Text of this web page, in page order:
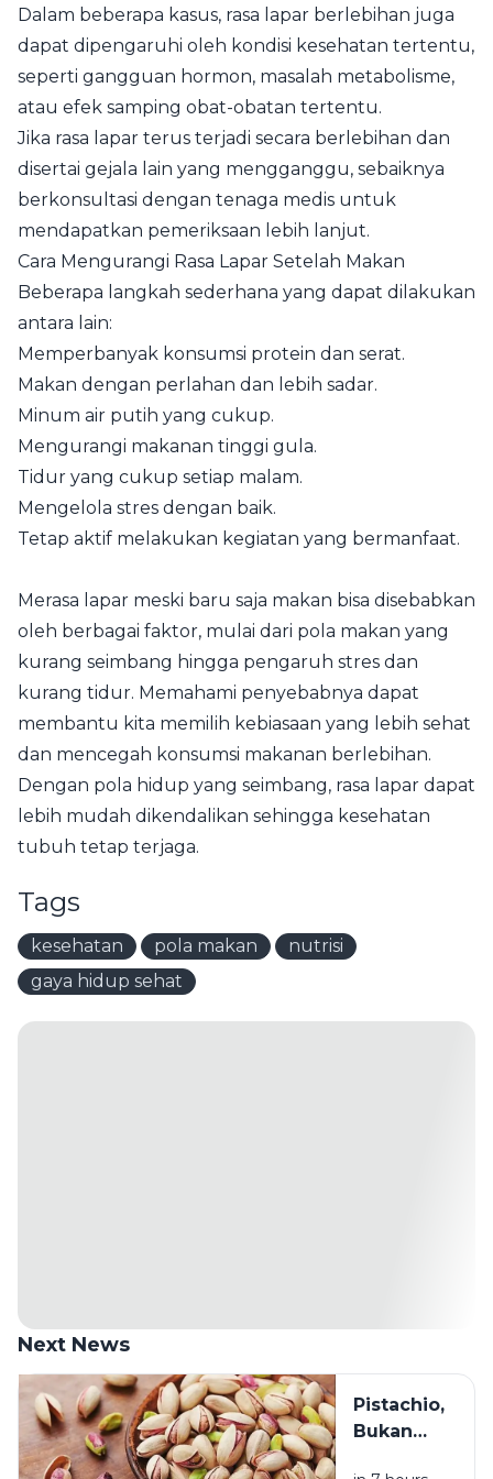
Dalam beberapa kasus, rasa lapar berlebihan juga
dapat dipengaruhi oleh kondisi kesehatan tertentu,
seperti gangguan hormon, masalah metabolisme,
atau efek samping obat-obatan tertentu.
Jika rasa lapar terus terjadi secara berlebihan dan
disertai gejala lain yang mengganggu, sebaiknya
berkonsultasi dengan tenaga medis untuk
mendapatkan pemeriksaan lebih lanjut.
Cara Mengurangi Rasa Lapar Setelah Makan
Beberapa langkah sederhana yang dapat dilakukan
antara lain:
Memperbanyak konsumsi protein dan serat.
Makan dengan perlahan dan lebih sadar.
Minum air putih yang cukup.
Mengurangi makanan tinggi gula.
Tidur yang cukup setiap malam.
Mengelola stres dengan baik.
Tetap aktif melakukan kegiatan yang bermanfaat.
Merasa lapar meski baru saja makan bisa disebabkan
oleh berbagai faktor, mulai dari pola makan yang
kurang seimbang hingga pengaruh stres dan
kurang tidur. Memahami penyebabnya dapat
membantu kita memilih kebiasaan yang lebih sehat
dan mencegah konsumsi makanan berlebihan.
Dengan pola hidup yang seimbang, rasa lapar dapat
lebih mudah dikendalikan sehingga kesehatan
tubuh tetap terjaga.
Tags
kesehatan pola makan
nutrisi
gaya hidup sehat
Next News
Pistachio,
Bukan